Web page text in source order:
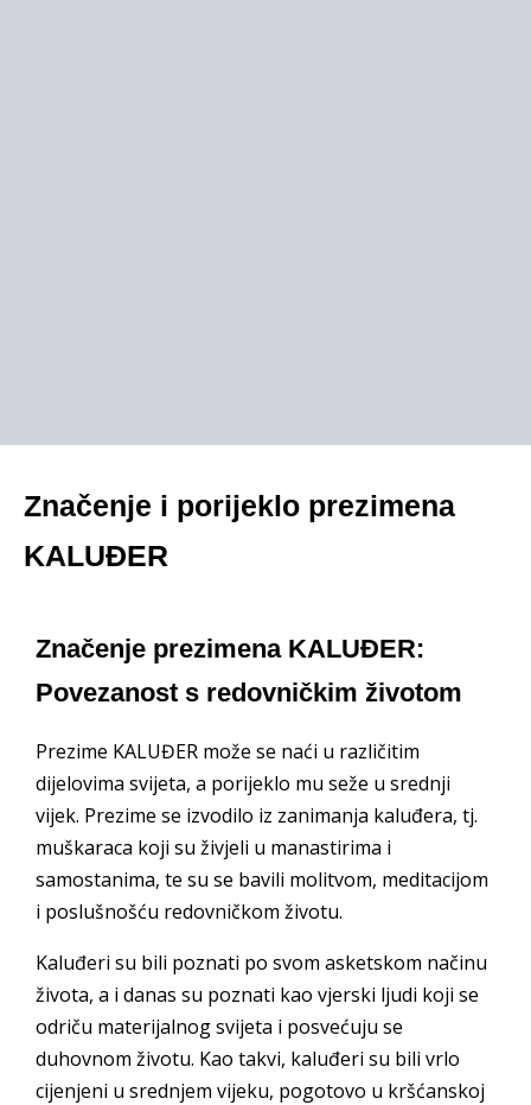
Značenje i porijeklo prezimena
KALUĐER
Značenje prezimena KALUĐER:
Povezanost s redovničkim životom
Prezime KALUĐER može se naći u različitim
dijelovima svijeta, a porijeklo mu seže u srednji
vijek. Prezime se izvodilo iz zanimanja kaluđera, tj.
muškaraca koji su živjeli u manastirima i
samostanima, te su se bavili molitvom, meditacijom
i poslušnošću redovničkom životu.
Kaluđeri su bili poznati po svom asketskom načinu
života, a i danas su poznati kao vjerski ljudi koji se
odriču materijalnog svijeta i posvećuju se
duhovnom životu. Kao takvi, kaluđeri su bili vrlo
cijenjeni u srednjem vijeku, pogotovo u kršćanskoj